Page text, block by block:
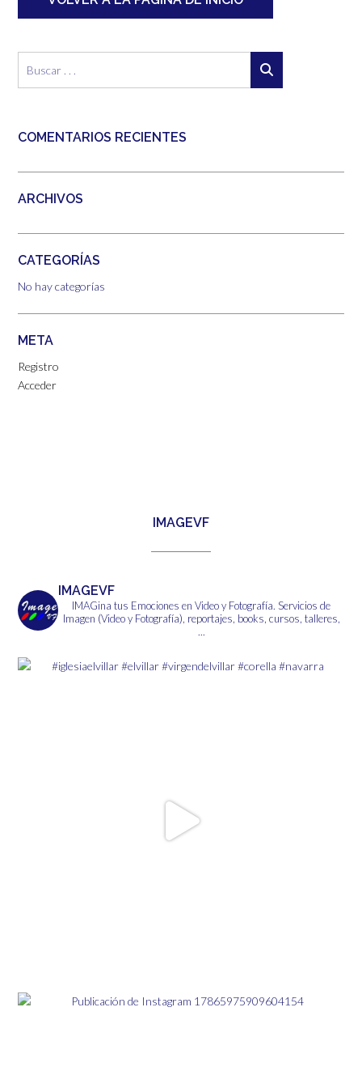
COMENTARIOS RECIENTES
ARCHIVOS
CATEGORÍAS
No hay categorías
META
Registro
Acceder
IMAGEVF
IMAGEVF
IMAGina tus Emociones en Video y Fotografía. Servicios de
Imagen (Video y Fotografía), reportajes, books, cursos, talleres,
...